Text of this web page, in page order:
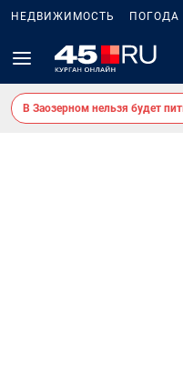
НЕДВИЖИМОСТЬ ПОГОДА
В Заозерном нельзя будет